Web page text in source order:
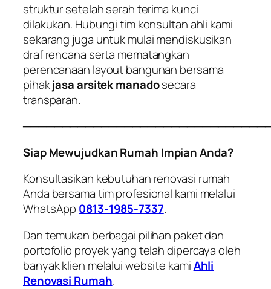
struktur setelah serah terima kunci
dilakukan. Hubungi tim konsultan ahli kami
sekarang juga untuk mulai mendiskusikan
draf rencana serta mematangkan
perencanaan layout bangunan bersama
pihakjasa arsitek manadosecara
transparan.
Siap Mewujudkan Rumah Impian Anda?
Konsultasikan kebutuhan renovasi rumah
Anda bersama tim profesional kami melalui
WhatsApp 0813-1985-7337.
Dan temukan berbagai pilihan paket dan
portofolio proyek yang telah dipercaya oleh
banyak klien melalui website kamiAhli
Renovasi Rumah.